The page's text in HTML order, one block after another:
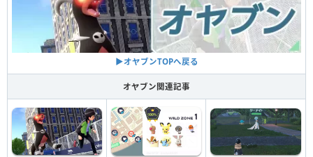
▶︎オヤブンTOPへ戻る
オヤブン関連記事